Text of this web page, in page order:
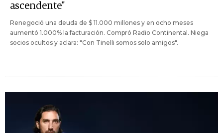
ascendente"
Renegoció una deuda de $ 11.000 millones y en ocho meses
aumentó 1.000% la facturación. Compró Radio Continental. Niega
socios ocultos y aclara: "Con Tinelli somos solo amigos".